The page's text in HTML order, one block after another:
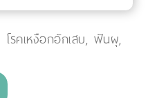
โรคเหงือกอักเสบ, ฟันผุ,